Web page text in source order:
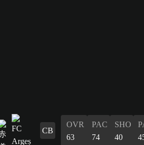
CB
OVR
63
PAC
74
SHO
40